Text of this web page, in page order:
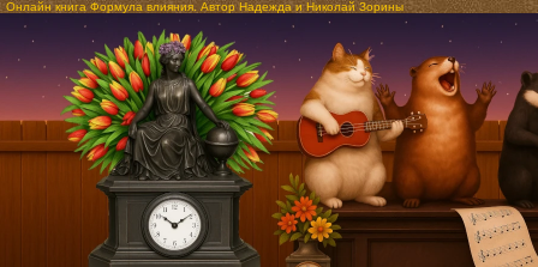
Онлайн книга Формула влияния. Автор Надежда и Николай Зорины